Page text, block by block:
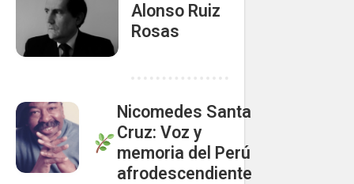
Alonso Ruiz
Rosas
Nicomedes Santa
Cruz: Voz y
memoria del Perú
afrodescendiente